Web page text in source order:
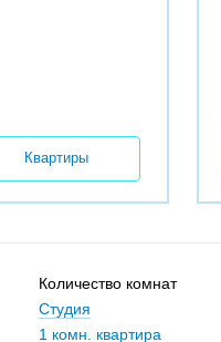
Квартиры
Количество комнат
Студия
1 комн. квартира